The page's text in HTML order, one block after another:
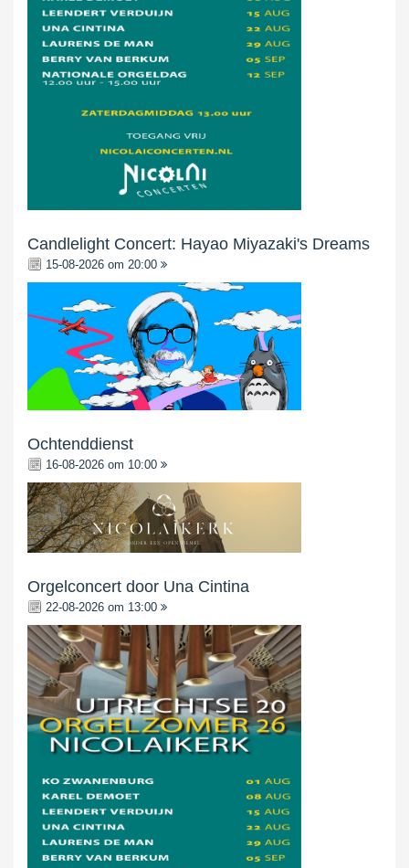
Candlelight Concert: Hayao Miyazaki's Dreams
15-08-2026 om 20:00
Ochtenddienst
16-08-2026 om 10:00
Orgelconcert door Una Cintina
22-08-2026 om 13:00